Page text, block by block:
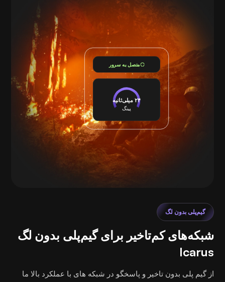
متصل به سرور
۲۴ میلی‌ثانیه
پینگ
گیم‌پلی بدون لگ
شبکه‌های کم‌تاخیر برای گیم‌پلی بدون لگ
Icarus
از گیم پلی بدون تاخیر و پاسخگو در شبکه های با عملکرد بالا ما